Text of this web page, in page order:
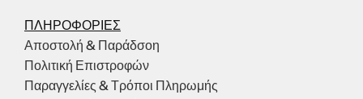
ΠΛΗΡΟΦΟΡΙΕΣ
Αποστολή & Παράδσοη
Πολιτική Επιστροφών
Παραγγελίες & Τρόποι Πληρωμής